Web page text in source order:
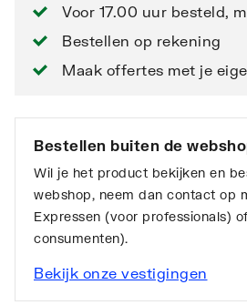
Voor 17.00 uur besteld,
Bestellen op rekening
Maak offertes met je
Bestellen buiten de
Wil je het product bekijken en
webshop, neem dan contact op
Expressen (voor professionals)
consumenten).
Bekijk onze vestigingen